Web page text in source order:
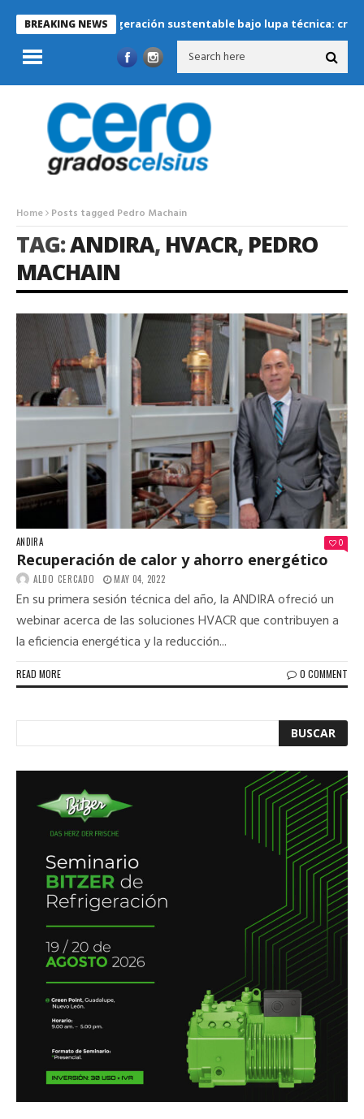
BREAKING NEWS
Refrigeración sustentable bajo lupa técnica: criterios
Home Posts tagged Pedro Machain
TAG:ANDIRA, HVACR, PEDRO
MACHAIN
ANDIRA 0
Recuperación de calor y ahorro energético
ALDO CERCADO MAY 04, 2022
En su primera sesión técnica del año, la ANDIRA ofreció un
webinar acerca de las soluciones HVACR que contribuyen a
la eficiencia energética y la reducción...
READ MORE 0 COMMENT